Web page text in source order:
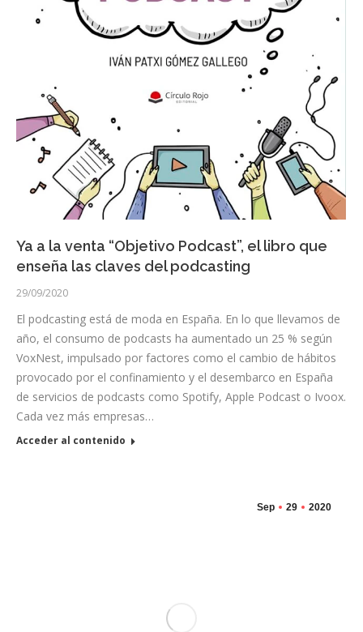
Ya a la venta “Objetivo Podcast”, el libro que
enseña las claves del podcasting
29/09/2020
El podcasting está de moda en España. En lo que llevamos de
año, el consumo de podcasts ha aumentado un 25 % según
VoxNest, impulsado por factores como el cambio de hábitos
provocado por el confinamiento y el desembarco en España
de servicios de podcasts como Spotify, Apple Podcast o Ivoox.
Cada vez más empresas…
Acceder al contenido
Sep 29 2020